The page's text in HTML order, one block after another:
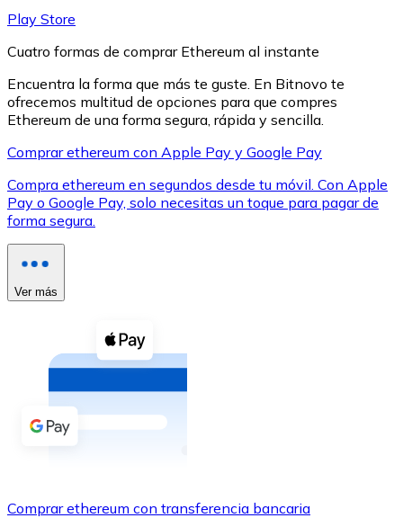
Ver todo
Compra criptomonedas con efectivo en tu tienda más
Comprar con efectivo
Transferencia SEPA
Añade fondos a tu cuenta Bitnovo o realiza compras
Comprar con Transferencia
Utiliza tarjetas Visa y Mastercard para comprar
Play Store
Cuatro formas de comprar Ethereum al instante
Encuentra la forma que más te guste. En Bitnovo te
ofrecemos multitud de opciones para que compres
Ethereum de una forma segura, rápida y sencilla.
Comprar ethereum con Apple Pay y Google Pay
Compra ethereum en segundos desde tu móvil. Con Apple
Pay o Google Pay, solo necesitas un toque para pagar de
forma segura.
Ver más
Comprar ethereum con transferencia bancaria